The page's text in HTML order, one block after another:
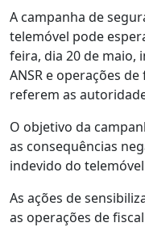
A campanha de
telemóvel pode
feira, dia 20 de maio,
ANSR e operações de
referem as
O objetivo da
as consequências
indevido do
As ações de
as operações de